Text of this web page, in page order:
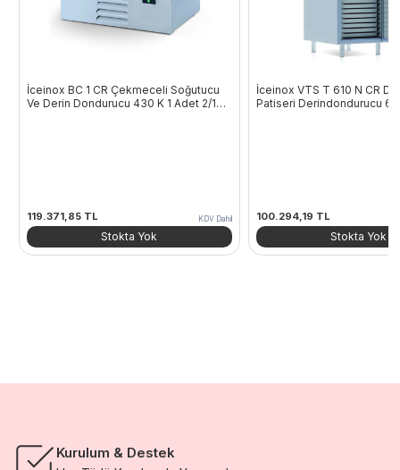
İceinox BC 1 CR Çekmeceli Soğutucu
Ve Derin Dondurucu 430 K 1 Adet 2/1
119.371,85 TL KDV Dahil
Stokta Yok
İceinox VTS T 610 N CR Dik
Patiseri Derindondurucu
100.294,19 TL
Stokta Yok
Kurulum & Destek